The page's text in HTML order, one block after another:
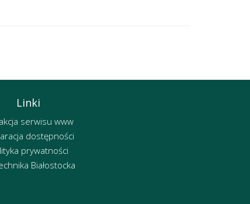
Linki
serwisu www
dostępności
prywatności
Białostocka